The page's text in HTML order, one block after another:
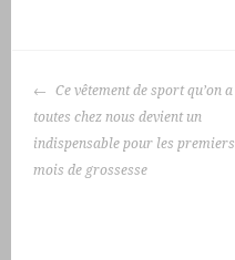
NAVIGATION
DES
ARTICLES
Ce vêtement de sport qu’on a
toutes chez nous devient un
indispensable pour les premiers
mois de grossesse